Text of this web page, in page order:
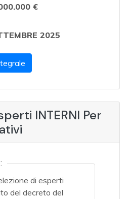
€
2025
INTERNI Per
di esperti
del decreto del